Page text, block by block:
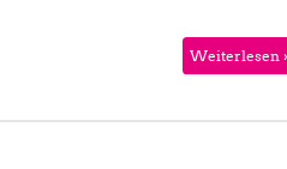
Weiterlesen